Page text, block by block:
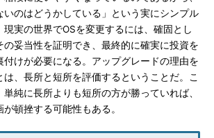
いのはどうかしている」という実にシンプル
現実の世界でOSを変更するには、確固とし
の妥当性を証明でき、最終的に確実に投資を
付けが必要になる。アップグレードの理由を
、長所と短所を評価するということだ。こ
純に長所よりも短所の方が勝っていれば、
頓挫する可能性もある。